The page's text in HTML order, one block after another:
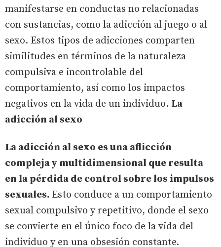
manifestarse en conductas no relacionadas
con sustancias, como la adicción al juego o al
sexo. Estos tipos de adicciones comparten
similitudes en términos de la naturaleza
compulsiva e incontrolable del
comportamiento, así como los impactos
negativos en la vida de un individuo. La
adicción al sexo
La adicción al sexo es una aflicción
compleja y multidimensional que resulta
en la pérdida de control sobre los impulsos
sexuales. Esto conduce a un comportamiento
sexual compulsivo y repetitivo, donde el sexo
se convierte en el único foco de la vida del
individuo y en una obsesión constante.